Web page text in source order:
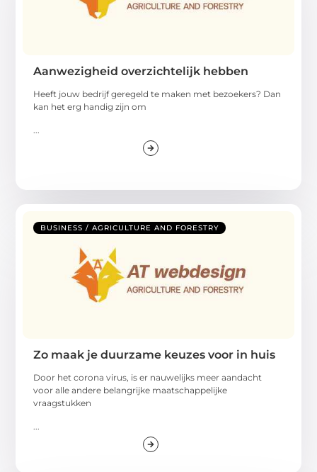
Aanwezigheid overzichtelijk hebben
Heeft jouw bedrijf geregeld te maken met bezoekers? Dan
kan het erg handig zijn om
BUSINESS / AGRICULTURE AND FORESTRY
Zo maak je duurzame keuzes voor in huis
Door het corona virus, is er nauwelijks meer aandacht
voor alle andere belangrijke maatschappelijke
vraagstukken